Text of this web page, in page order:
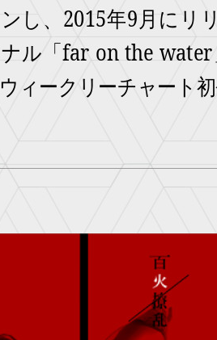
し、2015年9月にリ
ル「far on the
ィークリーチャート